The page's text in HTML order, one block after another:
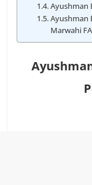
Ayushman
Ayushman
Marwahi